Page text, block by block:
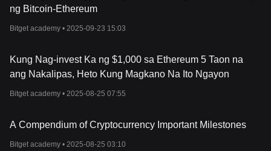
ng Bitcoin-Ethereum
Bitget academy • 2025-09-23 15:03
Kung Nag-invest Ka ng $1,000 sa Ethereum 5 Taon na
ang Nakalipas, Heto Kung Magkano Na Ito Ngayon
Bitget academy • 2025-08-25 07:55
A Compendium of Cryptocurrency Important Milestones
Bitget academy • 2025-08-25 03:10